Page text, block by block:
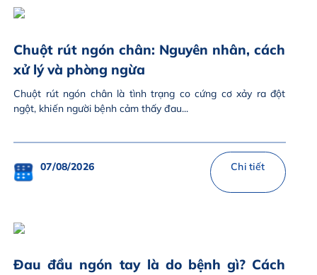
Chuột rút ngón chân: Nguyên nhân, cách
xử lý và phòng ngừa
Chuột rút ngón chân là tình trạng co cứng cơ xảy ra đột
ngột, khiến người bệnh cảm thấy đau...
07/08/2026 Chi tiết
Đau đầu ngón tay là do bệnh gì? Cách